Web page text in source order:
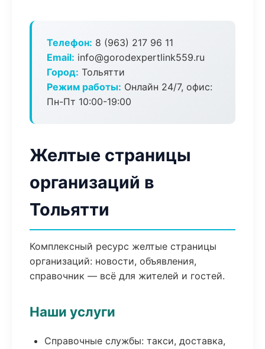
Телефон: 8 (963) 217 96 11
Email: info@gorodexpertlink559.ru
Город: Тольятти
Режим работы: Онлайн 24/7, офис:
Пн-Пт 10:00-19:00
Желтые страницы
организаций в
Тольятти
Комплексный ресурс желтые страницы
организаций: новости, объявления,
справочник — всё для жителей и гостей.
Наши услуги
Справочные службы: такси, доставка,